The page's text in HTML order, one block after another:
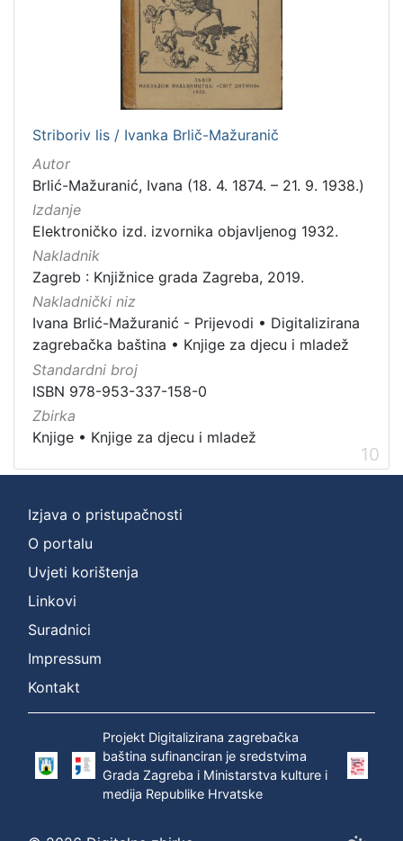
Striboriv lis / Ivanka Brlič-Mažuranič
Autor
Brlić-Mažuranić, Ivana (18. 4. 1874. – 21. 9. 1938.)
Izdanje
Elektroničko izd. izvornika objavljenog 1932.
Nakladnik
Zagreb : Knjižnice grada Zagreba, 2019.
Nakladnički niz
Ivana Brlić-Mažuranić - Prijevodi • Digitalizirana
zagrebačka baština • Knjige za djecu i mladež
Standardni broj
ISBN 978-953-337-158-0
Zbirka
Knjige • Knjige za djecu i mladež
10
Izjava o pristupačnosti
O portalu
Uvjeti korištenja
Linkovi
Suradnici
Impressum
Kontakt
Projekt Digitalizirana zagrebačka
baština sufinanciran je sredstvima
Grada Zagreba i Ministarstva kulture i
medija Republike Hrvatske